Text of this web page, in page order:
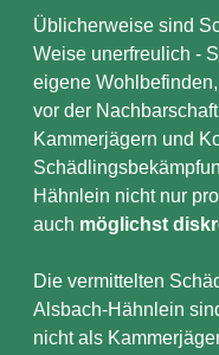
Üblicherweise sind
Weise unerfreulich -
eigene
vor der
Kammerjägern und
Hähnlein nicht nur
auch möglichst
Die vermittelten
Alsbach-Hähnlein
nicht als